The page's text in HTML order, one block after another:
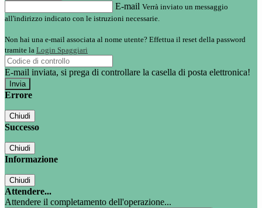
E-mail Verrà inviato un messaggio
all'indirizzo indicato con le istruzioni necessarie.
Non hai una e-mail associata al nome utente? Effettua il reset della password
tramite la Login Spaggiari
E-mail inviata, si prega di controllare la casella di posta elettronica!
Errore
Chiudi
Successo
Chiudi
Informazione
Chiudi
Attendere...
Attendere il completamento dell'operazione...